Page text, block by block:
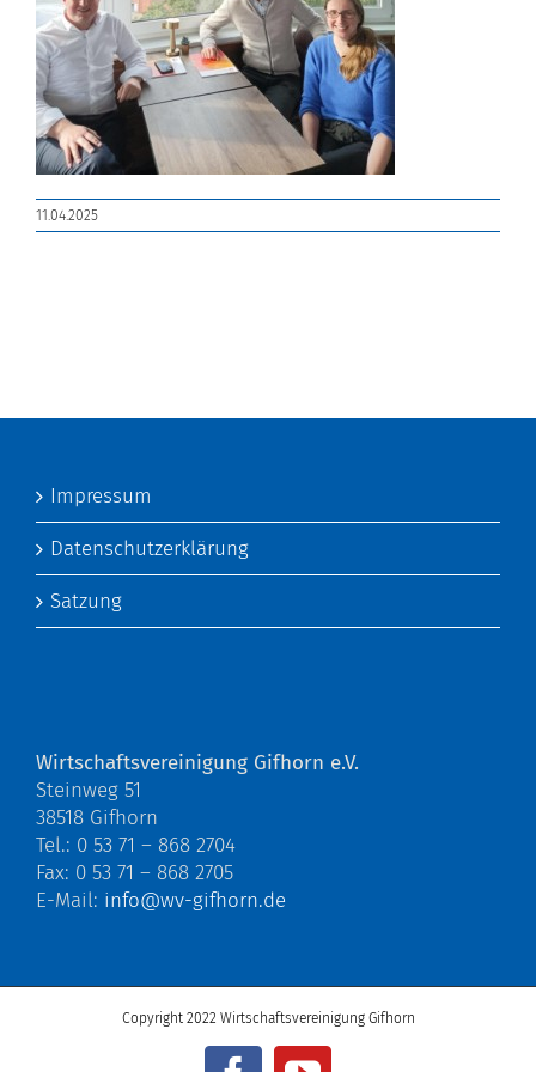
11.04.2025
Impressum
Datenschutzerklärung
Satzung
Wirtschaftsvereinigung Gifhorn e.V.
Steinweg 51
38518 Gifhorn
Tel.: 0 53 71 – 868 2704
Fax: 0 53 71 – 868 2705
E-Mail: info@wv-gifhorn.de
Copyright 2022 Wirtschaftsvereinigung Gifhorn